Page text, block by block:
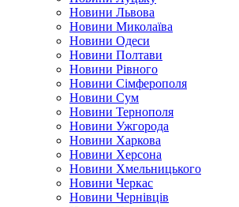
Новини Львова
Новини Миколаїва
Новини Одеси
Новини Полтави
Новини Рівного
Новини Сімферополя
Новини Сум
Новини Тернополя
Новини Ужгорода
Новини Харкова
Новини Херсона
Новини Хмельницького
Новини Черкас
Новини Чернівців